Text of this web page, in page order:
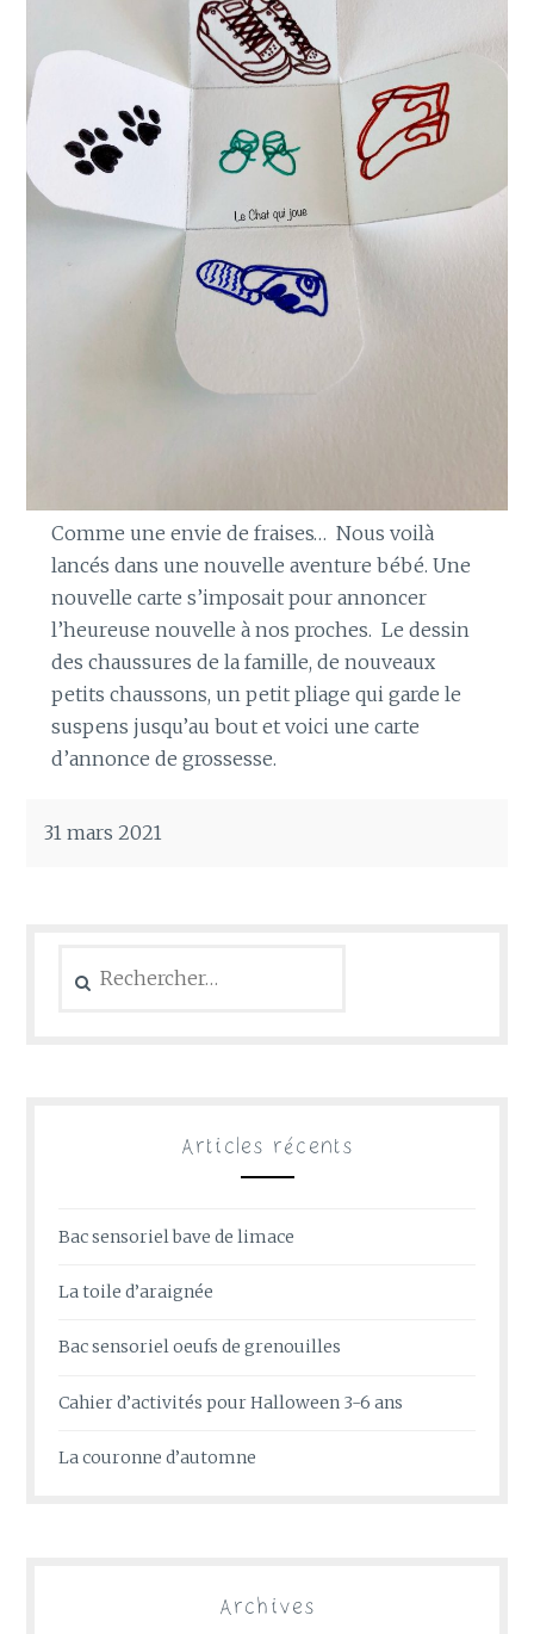
Comme une envie de fraises… Nous voilà
lancés dans une nouvelle aventure bébé. Une
nouvelle carte s’imposait pour annoncer
l’heureuse nouvelle à nos proches. Le dessin
des chaussures de la famille, de nouveaux
petits chaussons, un petit pliage qui garde le
suspens jusqu’au bout et voici une carte
d’annonce de grossesse.
31 mars 2021
Articles récents
Bac sensoriel bave de limace
La toile d’araignée
Bac sensoriel oeufs de grenouilles
Cahier d’activités pour Halloween 3-6 ans
La couronne d’automne
Archives